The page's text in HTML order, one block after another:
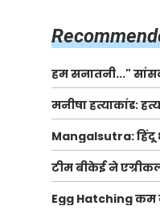
हम सनातनी..."
Ranaut से क्या
Jantar-Mantar |
मनीषा हत्याकांड:
| Full Story | Josh
Mangalsutra: हिंदू
मंगलसूत्र क्यों
शुरु की ये परंपरा
टीम बीकेई ने
खाद गट्टों में
बेचने वालों पर करवाई
Egg Hatching